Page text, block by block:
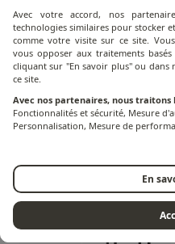
Plancha Modern
Electrique 60 cm,
Chariot, Capot Noir et
Housse
1 030,00 €
Pack
Avec votre accord, nos
technologies similaires pour stocker
comme votre visite sur ce site.
vous opposer aux traitements
cliquant sur "En savoir plus" ou dans
ce site.
Avec nos partenaires, nous traitons
Fonctionnalités et sécurité, Mesure
Personnalisation, Mesure de
En